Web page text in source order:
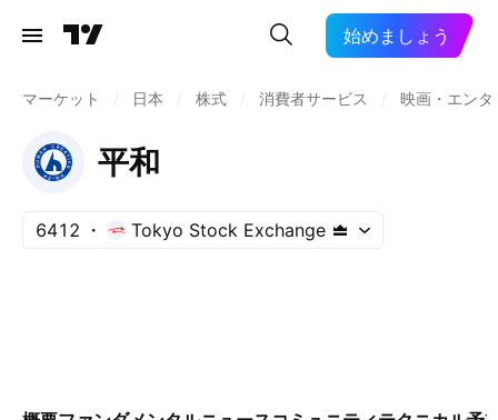
始めましょう
マーケット 日本 株式 消費者サービス 映画・エン
平和
6412 Tokyo Stock Exchange